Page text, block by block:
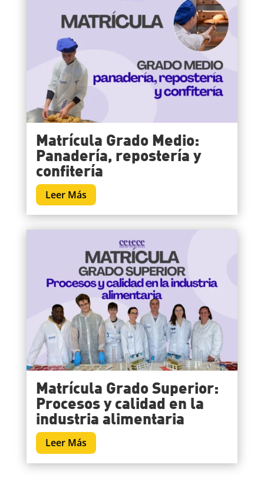
Matrícula Grado Medio:
Panadería, repostería y
confitería
Leer Más
Matrícula Grado Superior:
Procesos y calidad en la
industria alimentaria
Leer Más